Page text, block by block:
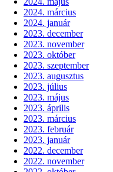
2024. március
2024. január
2023. december
2023. november
2023. október
2023. szeptember
2023. augusztus
2023. július
2023. május
2023. április
2023. március
2023. február
2023. január
2022. december
2022. november